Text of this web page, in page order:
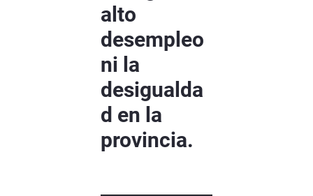
alto
desempleo
ni la
desigualda
d en la
provincia.